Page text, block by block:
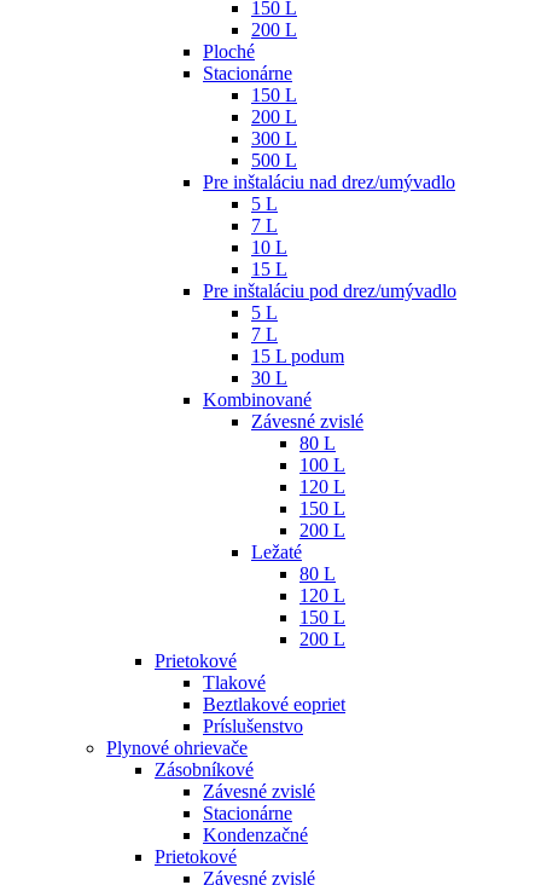
150 L
200 L
Ploché
Stacionárne
150 L
200 L
300 L
500 L
Pre inštaláciu nad drez/umývadlo
5 L
7 L
10 L
15 L
Pre inštaláciu pod drez/umývadlo
5 L
7 L
15 L podum
30 L
Kombinované
Závesné zvislé
80 L
100 L
120 L
150 L
200 L
Ležaté
80 L
120 L
150 L
200 L
Prietokové
Tlakové
Beztlakové eopriet
Príslušenstvo
Plynové ohrievače
Zásobníkové
Závesné zvislé
Stacionárne
Kondenzačné
Prietokové
Závesné zvislé